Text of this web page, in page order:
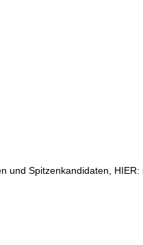
und Spitzenkandidaten,